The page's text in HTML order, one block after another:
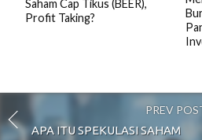
Saham Cap Tikus (BEER),
Profit Taking?
PREV
APA ITU SPEKULASI SAHAM